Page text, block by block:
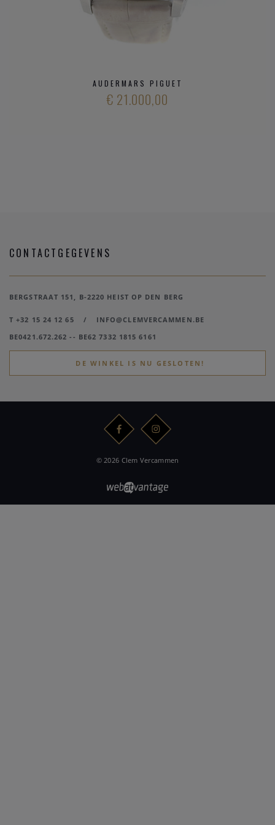
een geblokt patroon. Er zijn twee uitvoeringen van de Royal
AUDERMARS PIGUET
€ 21.000,00
CONTACTGEGEVENS
BERGSTRAAT 151, B-2220 HEIST OP DEN BERG
T +32 15 24 12 65 /
INFO@CLEMVERCAMMEN.BE
BE0421.672.262 -- BE62 7332 1815 6161
DE WINKEL IS NU GESLOTEN!
© 2026 Clem Vercammen